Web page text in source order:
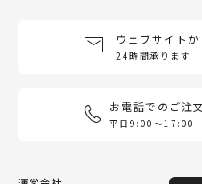
ウェブサイト
24時間承ります
お電話でのご
平日9:00〜17:00